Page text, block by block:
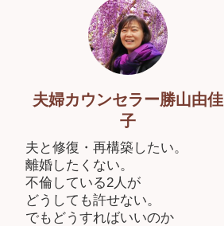
夫婦カウンセラー勝山由佳
子
夫と修復・再構築したい。
離婚したくない。
不倫している2人が
どうしても許せない。
でもどうすればいいのか